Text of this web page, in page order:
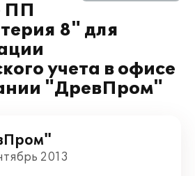
ПП
8" для
учета в офисе
"ДревПром"
2013